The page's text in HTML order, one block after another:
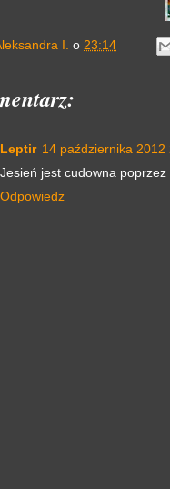
I. o 23:14
Leptir 14 października 2012
Jesień jest cudowna
Odpowiedz